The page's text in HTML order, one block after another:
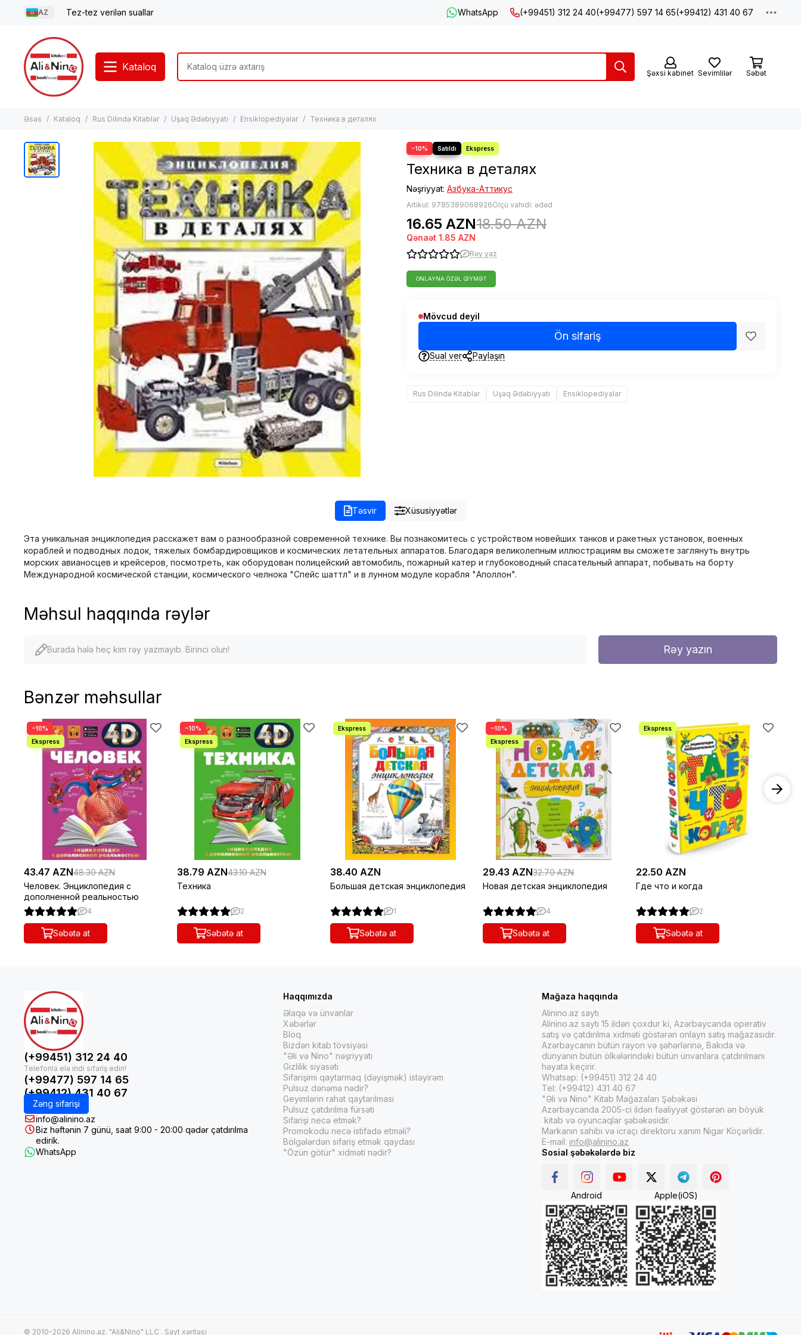
AZ Tez-tez verilən suallar WhatsApp (+99451) 312 24 40(+99477) 597 14 65(+99412) 431 40 67
Kataloq
Şəxsi kabinet Sevimlilər Səbət
Əsas Kataloq Rus Dilində Kitablar Uşaq Ədəbiyyatı Ensiklopediyalar Техника в деталях
−10%
Техника в деталях
Nəşriyyat: Азбука-Аттикус
Artikul: 9785389068926Ölçü vahidi: ədəd
16.65 AZN18.50 AZN
Qənaət 1.85 AZN
Rəy yaz
ONLAYNA ÖZƏL QIYMƏT
Mövcud deyil
Ön sifariş
Sual ver Paylaşın
Rus Dilində Kitablar Uşaq Ədəbiyyatı Ensiklopediyalar
Təsvir Xüsusiyyətlər
Эта уникальная энциклопедия расскажет вам о разнообразной современной технике. Вы познакомитесь с устройством новейших танков и ракетных установок, военных
кораблей и подводных лодок, тяжелых бомбардировщиков и космических летательных аппаратов. Благодаря великолепным иллюстрациям вы сможете заглянуть внутрь
морских авианосцев и крейсеров, посмотреть, как оборудован полицейский автомобиль, пожарный катер и глубоководный спасательный аппарат, побывать на борту
Международной космической станции, космического челнока "Спейс шаттл" и в лунном модуле корабля "Аполлон".
Məhsul haqqında rəylər
Burada hələ heç kim rəy yazmayıb. Birinci olun! Rəy yazın
Bənzər məhsullar
−10%
43.47 AZN48.30 AZN
Человек. Энциклопедия с
дополненной реальностью
4
Səbətə at
−10%
38.79 AZN43.10 AZN
Техника
2
Səbətə at
38.40 AZN
Большая детская энциклопедия
1
Səbətə at
−10%
29.43 AZN32.70 AZN
Новая детская энциклопедия
4
Səbətə at
22.50 AZN
Где что и когда
2
Səbətə at
(+99451) 312 24 40
(+99477) 597 14 65
(+99412) 431 40 67
Zəng sifarişi
info@alinino.az
Biz həftənin 7 günü, saat 9:00 - 20:00 qədər çatdırılma
edirik.
WhatsApp
Haqqımızda
Əlaqə və ünvanlar
Xəbərlər
Bloq
Bizdən kitab tövsiyəsi
"Əli və Nino" nəşriyyatı
Gizlilik siyasəti
Sifarişimi qaytarmaq (dəyişmək) istəyirəm
Pulsuz dənəmə nədir?
Geyimlərin rahat qaytarılması
Pulsuz çatdırılma fürsəti
Sifarişi necə etmək?
Promokodu necə istifadə etməli?
Bölgələrdən sifariş etmək qaydası
"Özün götür" xidməti nədir?
Mağaza haqqında
Alinino.az saytı
Alinino.az saytı 15 ildən çoxdur ki, Azərbaycanda operativ
satış və çatdırılma xidməti göstərən onlayn satış mağazasıdır.
Azərbaycanın bütün rayon və şəhərlərinə, Bakıda və
dünyanın bütün ölkələrindəki bütün ünvanlara çatdırılmanı
həyata keçirir.
Whatsap: (+99451) 312 24 40
Tel: (+99412) 431 40 67
"Əli və Nino" Kitab Mağazaları Şəbəkəsi
Azərbaycanda 2005-ci ildən fəaliyyət göstərən ən böyük
kitab və oyuncaqlar şəbəkəsidir.
Markanın sahibi və icraçı direktoru xanım Nigar Köçərlidir.
E-mail: info@alinino.az
Sosial şəbəkələrdə biz
Android Apple(iOS)
© 2010-2026 Alinino.az. "Ali&Nino" LLC . Sayt xəritəsi